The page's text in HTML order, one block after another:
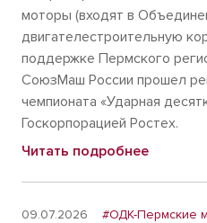
моторы (входят в
двигателестроительную
поддержке Пермского
СоюзМаш России прошел
чемпионата «Ударная
Госкорпорацией Ростех.
Читать подробнее
09.07.2026 #ОДК-Пермские